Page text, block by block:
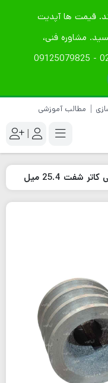
60 روزه دارند. قیمت ها آپدیت
مشاوره فنی،
مطالب آموزشی
|
شفت 25.4 میل